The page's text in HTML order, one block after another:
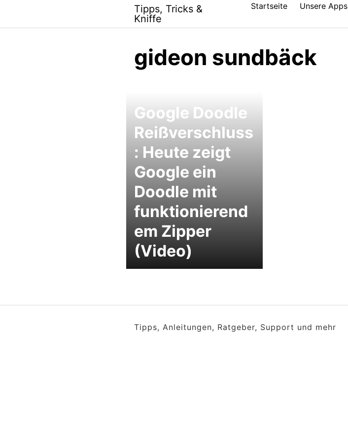
content
Tipps, Tricks &
Kniffe
Startseite Unsere Apps
gideon sundbäck
Google Doodle
Reißverschluss
: Heute zeigt
Google ein
Doodle mit
funktionierend
em Zipper
(Video)
Tipps, Anleitungen, Ratgeber, Support und mehr